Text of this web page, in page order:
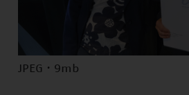
JPEG · 9mb